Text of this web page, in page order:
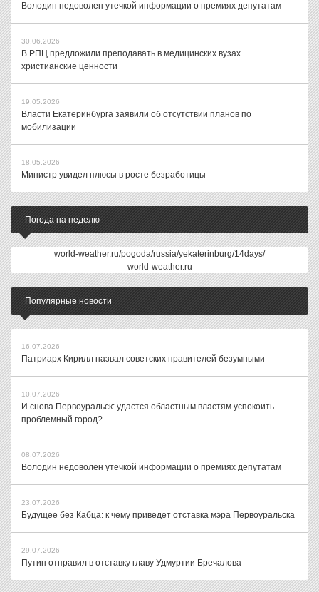
Володин недоволен утечкой информации о премиях депутатам
30.06.2026
В РПЦ предложили преподавать в медицинских вузах
христианские ценности
19.05.2026
Власти Екатеринбурга заявили об отсутствии планов по
мобилизации
18.05.2026
Министр увидел плюсы в росте безработицы
Погода на неделю
world-weather.ru/pogoda/russia/yekaterinburg/14days/
world-weather.ru
Популярные новости
16.07.2026
Патриарх Кирилл назвал советских правителей безумными
10.07.2026
И снова Первоуральск: удастся областным властям успокоить
проблемный город?
08.07.2026
Володин недоволен утечкой информации о премиях депутатам
23.07.2026
Будущее без Кабца: к чему приведет отставка мэра Первоуральска
29.07.2026
Путин отправил в отставку главу Удмуртии Бречалова